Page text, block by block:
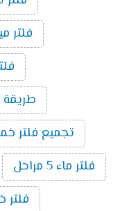
فلتر
طريقة
تجميع فلتر
فلتر ماء 5 مراحل